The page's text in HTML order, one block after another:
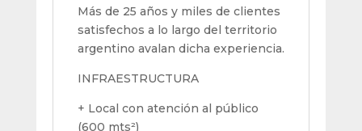
Más de 25 años y miles de clientes
satisfechos a lo largo del territorio
argentino avalan dicha experiencia.
INFRAESTRUCTURA
+ Local con atención al público
(600 mts²)